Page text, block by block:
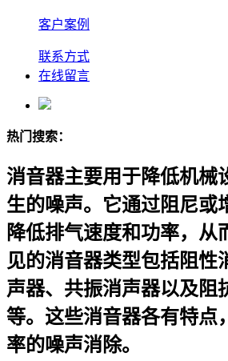
客户案例
联系方式
在线留言
热门搜索：
消音器主要用于降低机械
生的噪声。它通过阻尼或
降低排气速度和功率，从
见的消音器类型包括阻性
声器、共振消声器以及阻
等。这些消音器各有特点
率的噪声消除。